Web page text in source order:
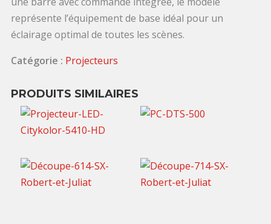
représente l’équipement de base idéal pour un
éclairage optimal de toutes les scènes.
Catégorie : Projecteurs
PRODUITS SIMILAIRES
200,00€ TTC / jour